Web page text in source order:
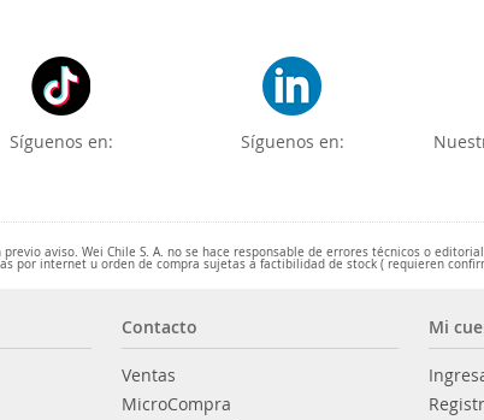
Síguenos en: Síguenos en:
aviso. Wei Chile S. A. no se hace responsable de errores técnicos o
por internet u orden de compra sujetas a factibilidad de stock ( requieren
Contacto
Ventas
MicroCompra
Mi